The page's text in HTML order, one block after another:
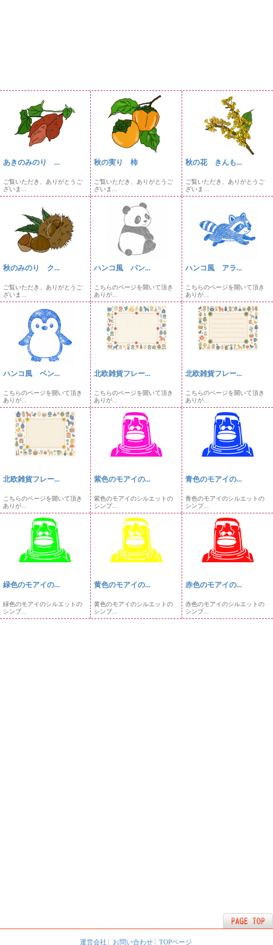
あきのみのり ...
ご覧いただき、ありがとうご
ざいま...
秋の実り 柿
ご覧いただき、ありがとうご
ざいま...
秋の花 きんも...
ご覧いただき、ありがとうご
ざいま...
秋のみのり ク...
ご覧いただき、ありがとうご
ざいま...
ハンコ風 パン...
こちらのページを開いて頂き
ありが...
ハンコ風 アラ...
こちらのページを開いて頂き
ありが...
ハンコ風 ペン...
こちらのページを開いて頂き
ありが...
北欧雑貨フレー...
こちらのページを開いて頂き
ありが...
北欧雑貨フレー...
こちらのページを開いて頂き
ありが...
北欧雑貨フレー...
こちらのページを開いて頂き
ありが...
紫色のモアイの...
紫色のモアイのシルエットの
シンプ...
青色のモアイの...
青色のモアイのシルエットの
シンプ...
緑色のモアイの...
緑色のモアイのシルエットの
シンプ...
黄色のモアイの...
黄色のモアイのシルエットの
シンプ...
赤色のモアイの...
赤色のモアイのシルエットの
シンプ...
運営会社 お問い合わせ TOPページ